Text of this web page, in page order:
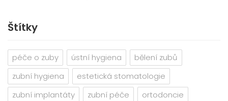
Štítky
péče o zuby ústní hygiena
bělení zubů
zubní hygiena
estetická stomatologie
zubní implantáty
zubní péče
ortodoncie